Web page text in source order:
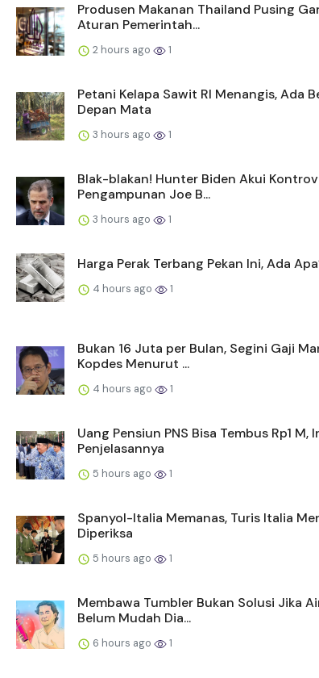
Produsen Makanan Thailand Pusing
Aturan Pemerintah...
2 hours ago 1
Petani Kelapa Sawit RI Menangis, Ada
Depan Mata
3 hours ago 1
Blak-blakan! Hunter Biden Akui
Pengampunan Joe B...
3 hours ago 1
Harga Perak Terbang Pekan Ini, Ada
4 hours ago 1
Bukan 16 Juta per Bulan, Segini Gaji
Kopdes Menurut ...
4 hours ago 1
Uang Pensiun PNS Bisa Tembus Rp1 M,
Penjelasannya
5 hours ago 1
Spanyol-Italia Memanas, Turis Italia
Diperiksa
5 hours ago 1
Membawa Tumbler Bukan Solusi Jika
Belum Mudah Dia...
6 hours ago 1